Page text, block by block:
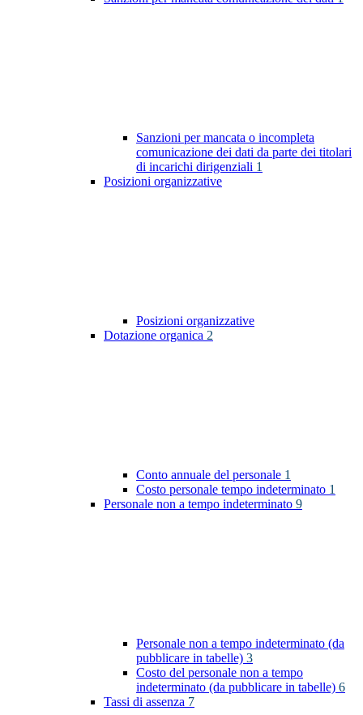
Sanzioni per mancata o incompleta
comunicazione dei dati da parte dei titolari
di incarichi dirigenziali 1
Posizioni organizzative
Posizioni organizzative
Dotazione organica 2
Conto annuale del personale 1
Costo personale tempo indeterminato 1
Personale non a tempo indeterminato 9
Personale non a tempo indeterminato (da
pubblicare in tabelle) 3
Costo del personale non a tempo
indeterminato (da pubblicare in tabelle) 6
Tassi di assenza 7